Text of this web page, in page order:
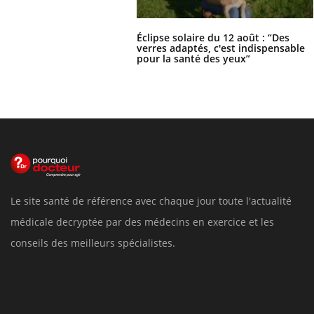
Éclipse solaire du 12 août : “Des
verres adaptés, c'est indispensable
pour la santé des yeux”
Le site santé de référence avec chaque jour toute l'actualité
médicale decryptée par des médecins en exercice et les
conseils des meilleurs spécialistes.